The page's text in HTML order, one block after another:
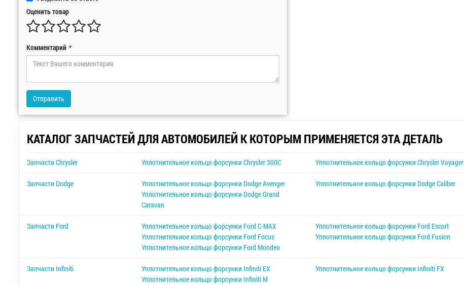
Оценить товар
Комментарий *
Отправить
КАТАЛОГ ЗАПЧАСТЕЙ ДЛЯ АВТОМОБИЛЕЙ К КОТОРЫМ ПРИМЕНЯЕТСЯ ЭТА ДЕТАЛЬ
Запчасти Chrysler Уплотнительное кольцо форсунки Chrysler 300C Уплотнительное кольцо форсунки Chrysler Voyager
Запчасти Dodge Уплотнительное кольцо форсунки Dodge Avenger Уплотнительное кольцо форсунки Dodge Caliber
Уплотнительное кольцо форсунки Dodge Grand
Caravan
Запчасти Ford Уплотнительное кольцо форсунки Ford C-MAX Уплотнительное кольцо форсунки Ford Escort
Уплотнительное кольцо форсунки Ford Focus
Уплотнительное кольцо форсунки Ford Fusion
Уплотнительное кольцо форсунки Ford Mondeo
Запчасти Infiniti Уплотнительное кольцо форсунки Infiniti EX Уплотнительное кольцо форсунки Infiniti FX
Уплотнительное кольцо форсунки Infiniti M